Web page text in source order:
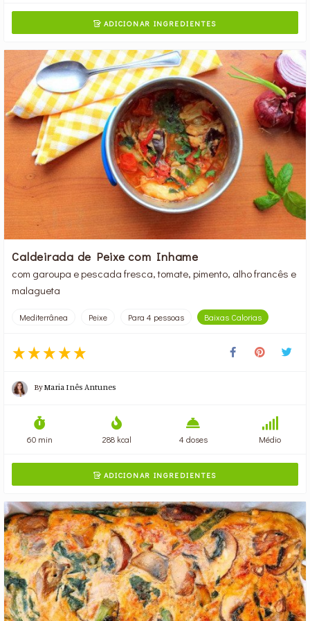
ADICIONAR INGREDIENTES
Caldeirada de Peixe com Inhame
com garoupa e pescada fresca, tomate, pimento, alho francês e
malagueta
Mediterrânea Peixe Para 4 pessoas Baixas Calorias
ByMaria Inês Antunes
60 min 288 kcal 4 doses Médio
ADICIONAR INGREDIENTES